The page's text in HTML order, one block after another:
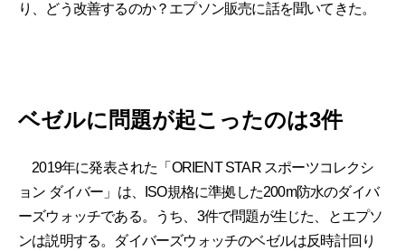
り、どう改善するのか？エプソン販売に話を聞いてきた。
ベゼルに問題が起こったのは3件
2019年に発表された「ORIENT STAR スポーツコレクシ
ョン ダイバー」は、ISO規格に準拠した200m防水のダイバ
ーズウォッチである。うち、3件で問題が生じた、とエプソ
ンは説明する。ダイバーズウォッチのベゼルは反時計回り